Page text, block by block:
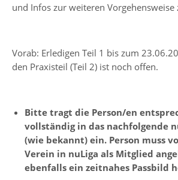
und Infos zur weiteren Vorgehensweise
Vorab: Erledigen Teil 1 bis zum
den Praxisteil (Teil 2) ist noch offen.
Bitte tragt die Person/en
vollständig in das nachfolgende
(wie bekannt) ein. Person muss
Verein in nuLiga als Mitglied
ebenfalls ein zeitnahes Passbild